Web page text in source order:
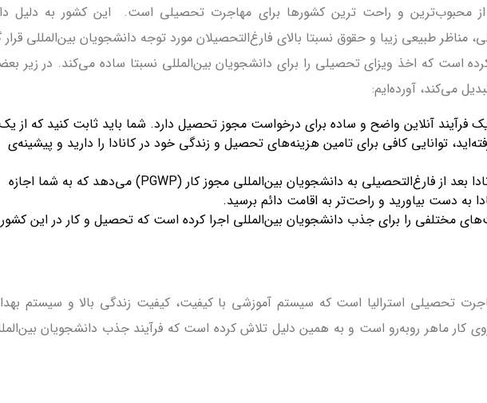
از محبوب‌ترین و راحت ترین کشورها برای مهاجرت تحصیلی است. این کشور به دلیل
مناظر طبیعی زیبا و حقوق نسبتا بالای فارغ‌التحصیلان مورد توجه دانشجویان بین‌المللی قرار
است که اخذ ویزای تحصیلی را برای دانشجویان بین‌المللی نسبتا ساده می‌کند. در زیر
می‌کند، آورده‌ایم:
فرآیند آنلاین واضح و ساده برای درخواست مجوز تحصیل دارد. شما باید ثابت کنید که از
توانایی کافی برای تامین هزینه‌های تحصیل و زندگی خود در کانادا را دارید و پیشینه‌ی
فرصت‌های کاری بعد از فارغ‌التحصیلی: کانادا بعد از فارغ‌التحصیلی به دانشجویان بین‌المللی مجوز کار (PGWP) می‌دهد که به شما اجازه
به دست بیاورید و راحت‌تر به اقامت دائم برسید.
مختلفی را برای جذب دانشجویان بین‌المللی اجرا کرده است که تحصیل و کار در این کشور
تحصیلی استرالیا است که سیستم آموزشی با کیفیت، کیفیت زندگی بالا و سیستم
کار ماهر روبه‌رو است و به همین دلیل تلاش کرده است که فرآیند جذب دانشجویان